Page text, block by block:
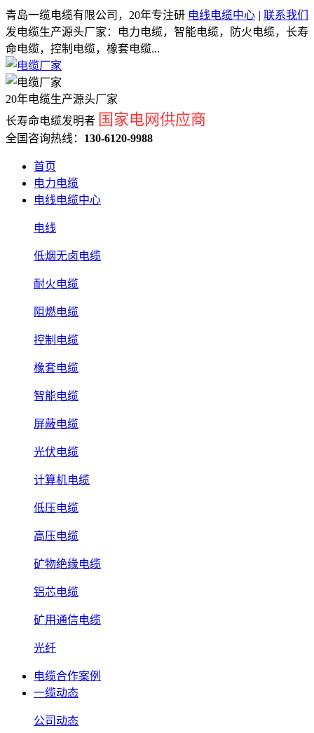
电线电缆中心 | 联系我们
青岛一缆电缆有限公司，20年专注研
发电缆生产源头厂家：电力电缆，智能电缆，防火电缆，长寿
命电缆，控制电缆，橡套电缆...
20年电缆生产源头厂家
长寿命电缆发明者 国家电网供应商
全国咨询热线： 130-6120-9988
首页
电力电缆
电线电缆中心
电线
低烟无卤电缆
耐火电缆
阻燃电缆
控制电缆
橡套电缆
智能电缆
屏蔽电缆
光伏电缆
计算机电缆
低压电缆
高压电缆
矿物绝缘电缆
铝芯电缆
矿用通信电缆
光纤
电缆合作案例
一缆动态
公司动态